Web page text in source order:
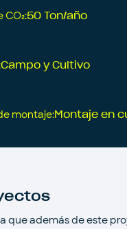
CO₂:50 Ton/año
Campo y Cultivo
montaje:Montaje en
que además de este